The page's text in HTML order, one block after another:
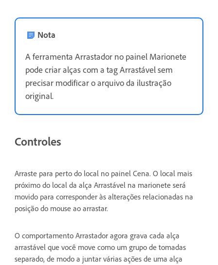
Nota
A ferramenta Arrastador no painel Marionete
pode criar alças com a tag Arrastável sem
precisar modificar o arquivo da ilustração
original.
Controles
Arraste para perto do local no painel Cena. O local mais
próximo do local da alça Arrastável na marionete será
movido para corresponder às alterações relacionadas na
posição do mouse ao arrastar.
O comportamento Arrastador agora grava cada alça
arrastável que você move como um grupo de tomadas
separado, de modo a juntar várias ações de uma alça